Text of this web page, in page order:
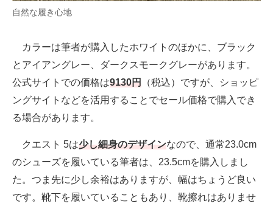
自然な履き心地
カラーは筆者が購入したホワイトのほかに、ブラック
とアイアングレー、ダークスモークグレーがあります。
公式サイトでの価格は9130円 （税込）ですが、ショッピ
ングサイトなどを活用することでセール価格で購入でき
る場合があります。
クエスト 5は少し細身のデザインなので、通常23.0cm
のシューズを履いている筆者は、23.5cmを購入しまし
た。つま先に少し余裕はありますが、幅はちょうど良い
です。靴下を履いていることもあり、靴擦れはありませ